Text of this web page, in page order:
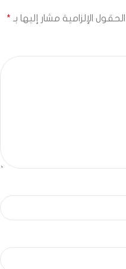
الحقول الإلزامية مشار إليها بـ *